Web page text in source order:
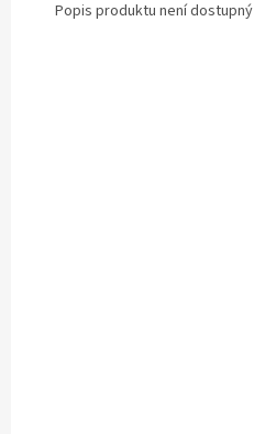
Popis produktu není dostupný